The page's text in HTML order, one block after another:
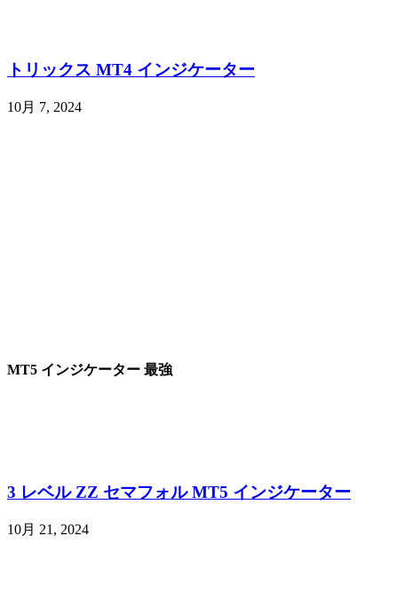
トリックス MT4 インジケーター
10月 7, 2024
MT5 インジケーター 最強
3 レベル ZZ セマフォル MT5 インジケーター
10月 21, 2024